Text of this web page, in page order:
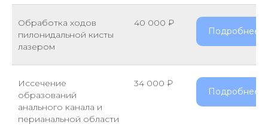
Обработка ходов
пилонидальной кисты
лазером
40 000 ₽
Подробнее
Иссечение
образований
анального канала и
перианальной области
34 000 ₽
Подробнее